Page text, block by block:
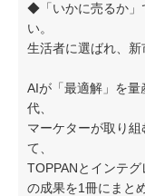
◆「いかに売るか」
い。
生活者に選ばれ、
AIが「最適解」を
代、
マーケターが取り
て、
TOPPANとインテ
の成果を1冊にまと